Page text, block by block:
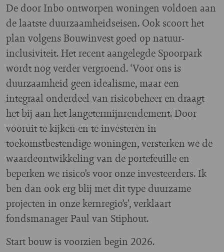
De door Inbo ontworpen woningen voldoen aan
de laatste duurzaamheidseisen. Ook scoort het
plan volgens Bouwinvest goed op natuur-
inclusiviteit. Het recent aangelegde Spoorpark
wordt nog verder vergroend. ‘Voor ons is
duurzaamheid geen idealisme, maar een
integraal onderdeel van risicobeheer en draagt
het bij aan het langetermijnrendement. Door
vooruit te kijken en te investeren in
toekomstbestendige woningen, versterken we de
waardeontwikkeling van de portefeuille en
beperken we risico’s voor onze investeerders. Ik
ben dan ook erg blij met dit type duurzame
projecten in onze kernregio’s’, verklaart
fondsmanager Paul van Stiphout.
Start bouw is voorzien begin 2026.